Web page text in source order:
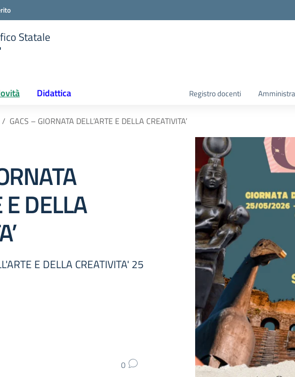
Statale
Didattica Registro docenti
GACS – GIORNATA DELL’ARTE E DELLA CREATIVITA’
E DELLA
E DELLA CREATIVITA' 25
0